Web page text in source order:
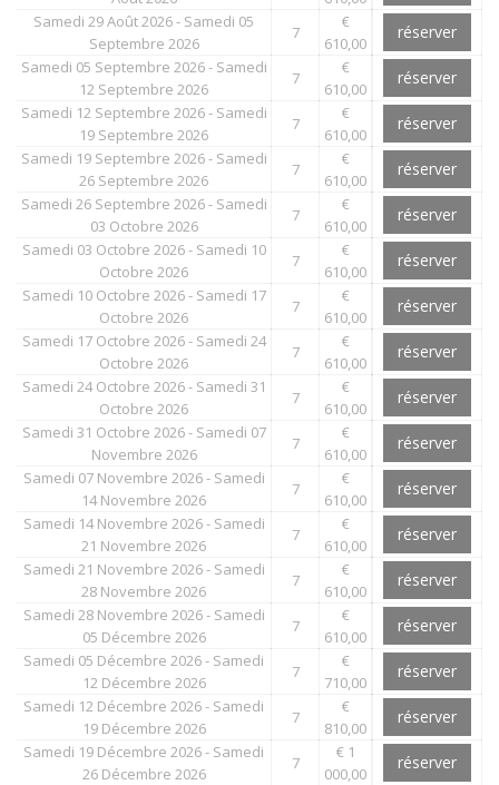
Samedi 29 Août 2026 - Samedi 05
Septembre 2026
7
€
610,00
réserver
Samedi 05 Septembre 2026 - Samedi
12 Septembre 2026
7
€
610,00
réserver
Samedi 12 Septembre 2026 - Samedi
19 Septembre 2026
7
€
610,00
réserver
Samedi 19 Septembre 2026 - Samedi
26 Septembre 2026
7
€
610,00
réserver
Samedi 26 Septembre 2026 - Samedi
03 Octobre 2026
7
€
610,00
réserver
Samedi 03 Octobre 2026 - Samedi 10
Octobre 2026
7
€
610,00
réserver
Samedi 10 Octobre 2026 - Samedi 17
Octobre 2026
7
€
610,00
réserver
Samedi 17 Octobre 2026 - Samedi 24
Octobre 2026
7
€
610,00
réserver
Samedi 24 Octobre 2026 - Samedi 31
Octobre 2026
7
€
610,00
réserver
Samedi 31 Octobre 2026 - Samedi 07
Novembre 2026
7
€
610,00
réserver
Samedi 07 Novembre 2026 - Samedi
14 Novembre 2026
7
€
610,00
réserver
Samedi 14 Novembre 2026 - Samedi
21 Novembre 2026
7
€
610,00
réserver
Samedi 21 Novembre 2026 - Samedi
28 Novembre 2026
7
€
610,00
réserver
Samedi 28 Novembre 2026 - Samedi
05 Décembre 2026
7
€
610,00
réserver
Samedi 05 Décembre 2026 - Samedi
12 Décembre 2026
7
€
710,00
réserver
Samedi 12 Décembre 2026 - Samedi
19 Décembre 2026
7
€
810,00
réserver
Samedi 19 Décembre 2026 - Samedi
26 Décembre 2026
7
€ 1
000,00
réserver